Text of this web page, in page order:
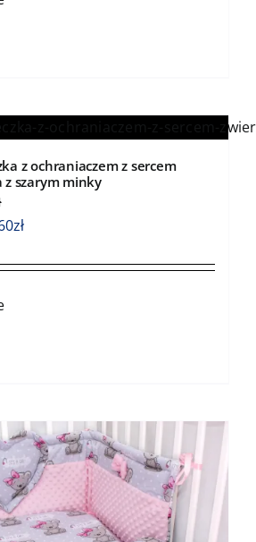
z ochraniaczem z sercem
szarym minky
cen:
złZakres
od